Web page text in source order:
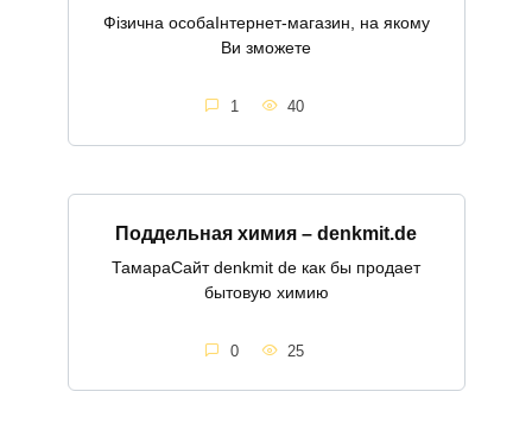
Фізична особаІнтернет-магазин, на якому
Ви зможете
1 40
Поддельная химия – denkmit.de
ТамараСайт denkmit de как бы продает
бытовую химию
0 25